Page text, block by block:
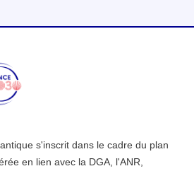
s'inscrit dans le cadre du plan
en lien avec la DGA, l'ANR,